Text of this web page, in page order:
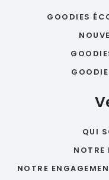
GOODIES
QUI
NOTRE
NOTRE